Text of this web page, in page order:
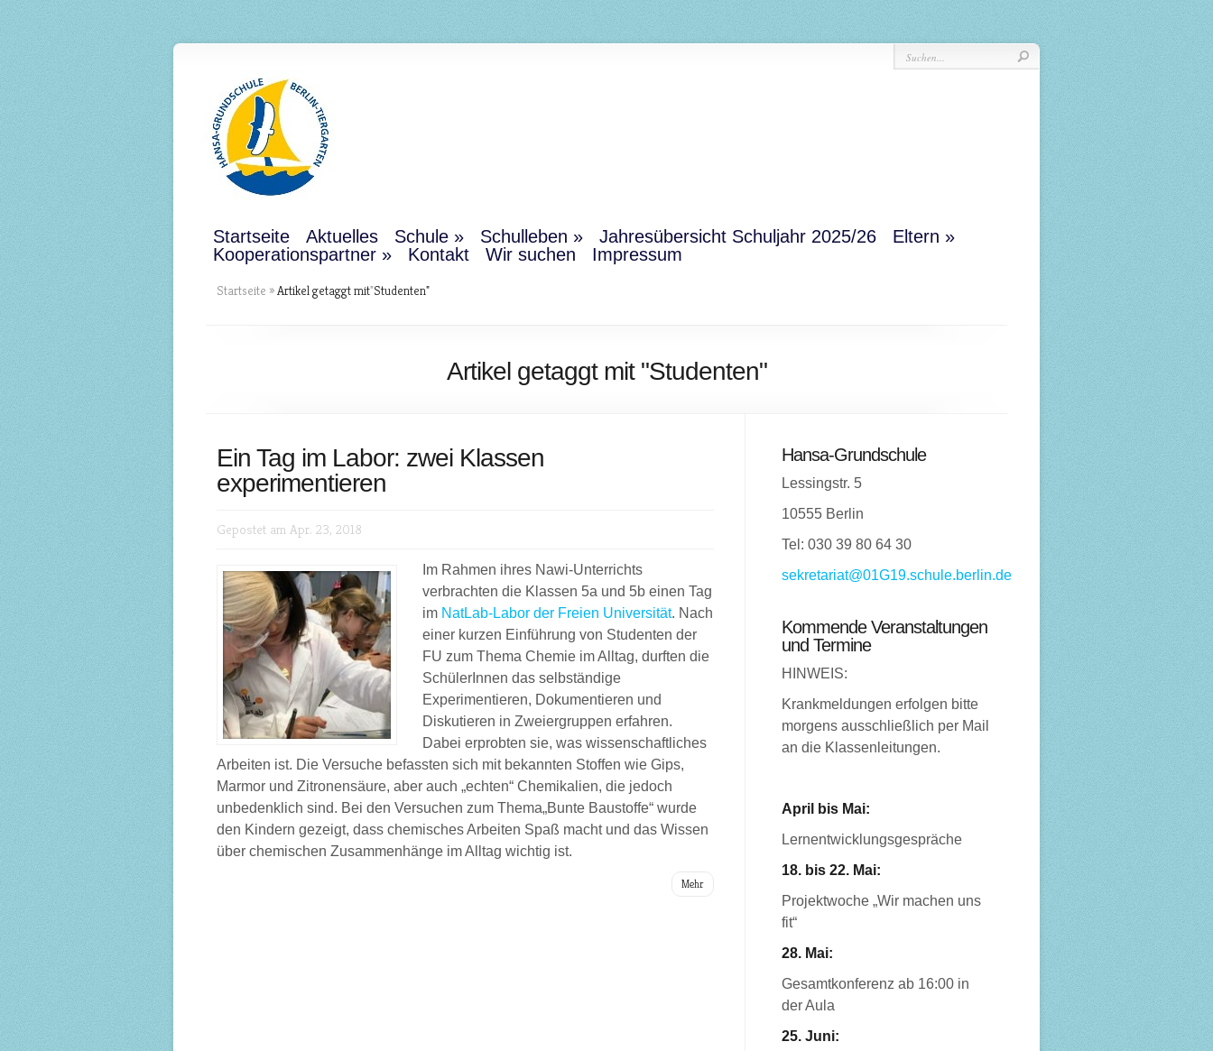
Startseite Aktuelles Schule Schulleben Jahresübersicht Schuljahr 2025/26
Eltern
Kooperationspartner
Kontakt Wir suchen Impressum
Startseite »Artikel getaggt mit"Studenten"
Artikel getaggt mit "Studenten"
Ein Tag im Labor: zwei Klassen
experimentieren
Gepostet am Apr. 23, 2018
Im Rahmen ihres Nawi-Unterrichts
verbrachten die Klassen 5a und 5b einen Tag
im NatLab-Labor der Freien Universität. Nach
einer kurzen Einführung von Studenten der
FU zum Thema Chemie im Alltag, durften die
SchülerInnen das selbständige
Experimentieren, Dokumentieren und
Diskutieren in Zweiergruppen erfahren.
Dabei erprobten sie, was wissenschaftliches
Arbeiten ist. Die Versuche befassten sich mit bekannten Stoffen wie Gips,
Marmor und Zitronensäure, aber auch „echten“ Chemikalien, die jedoch
unbedenklich sind. Bei den Versuchen zum Thema„Bunte Baustoffe“ wurde
den Kindern gezeigt, dass chemisches Arbeiten Spaß macht und das Wissen
über chemischen Zusammenhänge im Alltag wichtig ist.
Mehr
Hansa-Grundschule
Lessingstr. 5
10555 Berlin
Tel: 030 39 80 64 30
sekretariat@01G19.schule.berlin.de
Kommende Veranstaltungen
und Termine
HINWEIS:
Krankmeldungen erfolgen bitte
morgens ausschließlich per Mail
an die Klassenleitungen.
April bis Mai:
Lernentwicklungsgespräche
18. bis 22. Mai:
Projektwoche „Wir machen uns
fit“
28. Mai:
Gesamtkonferenz ab 16:00 in
der Aula
25. Juni: